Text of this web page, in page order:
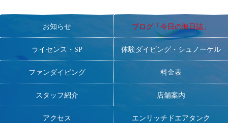
お知らせ ブログ「今日の海日誌」
ライセンス・SP 体験ダイビング・シュノーケル
ファンダイビング 料金表
スタッフ紹介 店舗案内
アクセス エンリッチドエアタンク